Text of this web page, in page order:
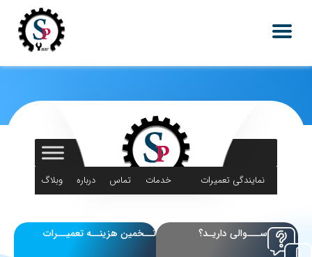
نمایندگی تعمیرات
خدمات
تماس
درباره
وبلاگ
ســـوالی داریـد؟ تــخمین هزینــه تعمیــرات